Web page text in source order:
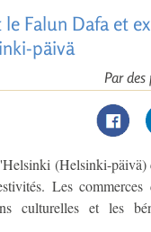
le Falun Dafa et
päivä
Par
(Helsinki-
Les
culturelles et les